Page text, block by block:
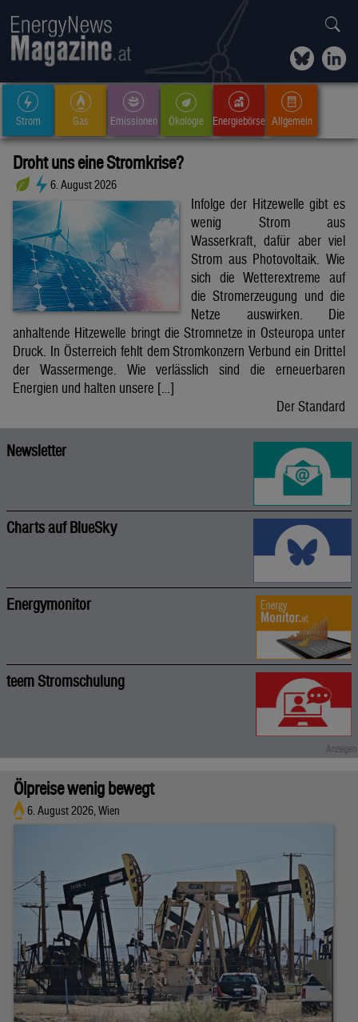
Strom Gas Emissionen Ökologie Energiebörse Allgemein
Droht uns eine Stromkrise?
6. August 2026
Infolge der Hitzewelle gibt es
wenig Strom aus
Wasserkraft, dafür aber viel
Strom aus Photovoltaik. Wie
sich die Wetterextreme auf
die Stromerzeugung und die
Netze auswirken. Die
anhaltende Hitzewelle bringt die Stromnetze in Osteuropa unter
Druck. In Österreich fehlt dem Stromkonzern Verbund ein Drittel
der Wassermenge. Wie verlässlich sind die erneuerbaren
Energien und halten unsere […]
Der Standard
Newsletter
Charts auf BlueSky
Energymonitor
teem Stromschulung
Ölpreise wenig bewegt
6. August 2026, Wien